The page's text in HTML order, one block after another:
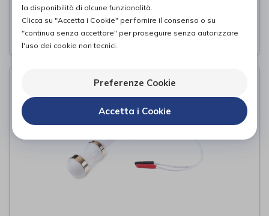
PROVA E ACQUISTA IN NEGOZIO DA499,00€
la disponibilità di alcune funzionalità.
Clicca su "Accetta i Cookie" per fornire il consenso o su
"continua senza accettare" per proseguire senza autorizzare
l'uso dei cookie non tecnici.
Preferenze Cookie
Accetta i Cookie